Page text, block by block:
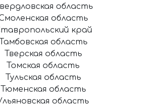
область
область
край
Тамбовская область
Тверская область
Томская область
Тульская область
Тюменская область
область